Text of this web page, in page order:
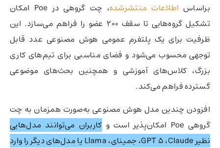
براساساطلاعات منتشرشده
، چت گروهی در Poe امکان
تشکیل گروه‌هایی تا سقف 200 عضو را فراهم می‌سازد. این
ظرفیت برای یک پلتفرم عمومی هوش مصنوعی عدد قابل
توجهی محسوب می‌شود و فضای مناسبی برای تیم‌های کاری
بزرگ، کلاس‌های آموزشی و همچنین بحث‌های موضوعی
گسترده فراهم می‌کند.
افزودن چندین مدل هوش مصنوعی به‌صورت همزمان به چت
گروهی Poe امکان‌پذیر است و
کاربران می‌توانند مدل‌هایی
نظیر GPT 5 ،Claude، جمینای، Llama یا مدل‎‌های دیگر را وارد